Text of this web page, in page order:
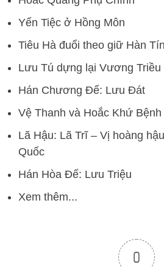
Yến Tiệc ở Hồng Môn
Tiêu Hà đuổi theo giữ Hàn Tín
Lưu Tú dựng lại Vương Triều
Hán Chương Đế: Lưu Đát
Vệ Thanh và Hoắc Khứ Bệnh
Lã Hậu: Lã Trĩ – Vị hoàng
Quốc
Hán Hòa Đế: Lưu Triệu
Xem thêm...
0